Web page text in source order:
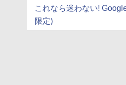
これなら迷わない!
限定)